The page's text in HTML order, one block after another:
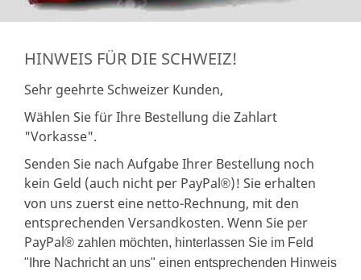
HINWEIS FÜR DIE SCHWEIZ!
Sehr geehrte Schweizer Kunden,
Wählen Sie für Ihre Bestellung die Zahlart
"Vorkasse".
Senden Sie nach Aufgabe Ihrer Bestellung noch
kein Geld (auch nicht per PayPal®)! Sie erhalten
von uns zuerst eine netto-Rechnung, mit den
entsprechenden Versandkosten. Wenn Sie per
PayPal® zahlen möchten, hinterlassen Sie im Feld
"Ihre Nachricht an uns" einen entsprechenden Hinweis